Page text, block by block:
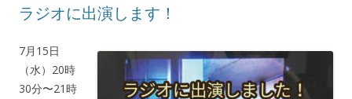
ラジオに出演します！
7月15日
（水）20時
30分〜21時